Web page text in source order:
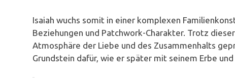
Isaiah wuchs somit in einer komplexen
Beziehungen und Patchwork-Charakter. Trotz
Atmosphäre der Liebe und des Zusammenhalts
Grundstein dafür, wie er später mit seinem Erbe